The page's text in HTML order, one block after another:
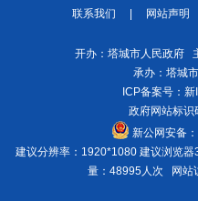
联系我们 网站声明
开办：塔城市人民政府
承办：塔城
ICP备案号： 新
政府网站标
新公网安备：
建议分辨率：1920*1080 建议浏览
量：48995人次
网站